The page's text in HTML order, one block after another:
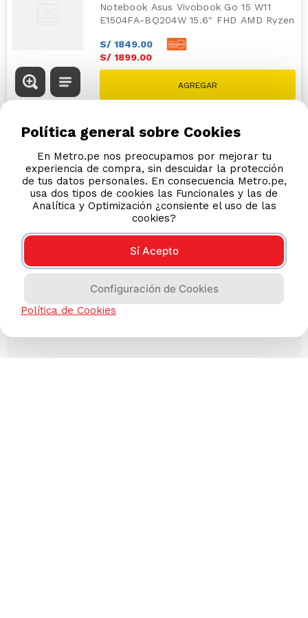
Notebook Asus Vivobook Go 15 W11
E1504FA-BQ204W 15.6" FHD AMD Ryzen
S/ 1849.00
S/ 1899.00
S/2499.00
Política general sobre Cookies
En Metro.pe nos preocupamos por mejorar tu
experiencia de compra, sin descuidar la protección
de tus datos personales. En consecuencia Metro.pe,
usa dos tipos de cookies las Funcionales y las de
Analítica y Optimización ¿consiente el uso de las
cookies?
Sí Acepto
Configuración de Cookies
Política de Cookies